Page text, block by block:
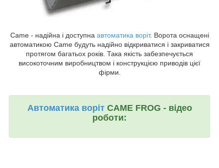
Came - надійна і доступна автоматика воріт. Ворота оснащені
автоматикою Came будуть надійно відкриватися і закриватися
протягом багатьох років. Така якість забезпечується
високоточним виробництвом і конструкцією приводів цієї
фірми.
Автоматика ворітCAME FROG - відео
роботи: